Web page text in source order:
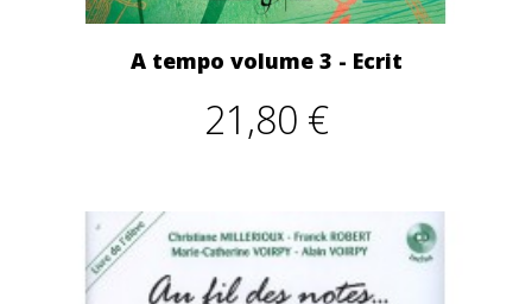
A tempo volume 3 - Ecrit
21,80 €